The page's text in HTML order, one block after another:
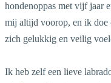
hondenoppas met vijf jaar
mij altijd voorop, en ik doe
zich gelukkig en veilig
Ik heb zelf een lieve